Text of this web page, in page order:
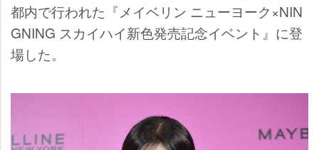
都内で行われた『メイベリン ニューヨーク×NIN
GNING スカイハイ新色発売記念イベント』に登
場した。